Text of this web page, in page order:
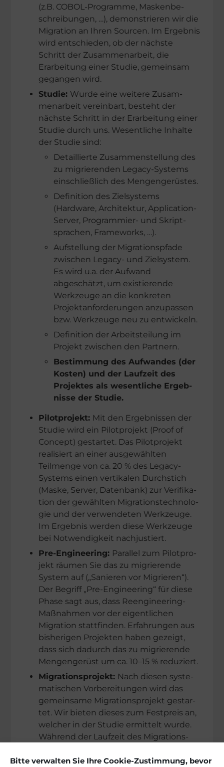
Bitte verwalten Sie Ihre Cookie-Zustimmung, bevor
(z.B. COBOL-Programme, Masken­be­
schrei­bun­gen, …), demons­trie­ren wir die
Migration an Ihren Sourcen. Im Ergeb­nis
wird entschie­den, ob der nächste
Schritt der Zusam­men­ar­beit, die
Erarbei­tung einer Studie, gemein­sam
gegan­gen wird.
Studie: Wurde eine weitere Zusam­
men­ar­beit verein­bart, besteht der
nächste Schritt in der Erarbei­tung einer
Studie durch uns. Wesent­li­che Inhalte
der Studie sind:
Detail­lierte Zusam­men­stel­lung des
zu migrie­ren­den Legacy-Systems
einschließ­lich des Mengengerüstes.
Defini­tion des Zielsys­tems
(Hardware, Archi­tek­tur, Appli­­­ca­­tion-
Server, Program­­mier- und Skript­
spra­chen, Frameworks, …).
Aufstel­lung der Migra­ti­ons­pfade
zwischen Legacy- und Zielsys­tem.
Es wird u.a. der Aufwand
abgeschätzt, um existie­rende
Werkzeuge an die konkre­ten
Projekt­an­for­de­run­gen anzupas­sen
bzw. Werkzeuge neu zu entwickeln.
Defini­tion der Arbeits­tei­lung im
Projekt zwischen den Partnern.
Bestim­mung des Aufwan­des (der
Kosten) und der Laufzeit des
Projek­tes als wesent­li­che Ergeb­
nisse der Studie.
Pilot­pro­jekt: Mit den Ergeb­nis­sen der
Studie wird ein Pilot­pro­jekt (Proof of
Concept) gestar­tet. Das Pilot­pro­jekt
reali­siert an einer ausge­wähl­ten
Teilmenge von ca. 20 % des Legacy-
Systems einen verti­ka­len Durch­stich
(Maske, Server, Daten­bank) zur Verifi­ka­
tion der gewähl­ten Migra­ti­ons­tech­no­lo­
gie und der verwen­de­ten Werkzeuge.
Im Ergeb­nis werden diese Werkzeuge
bei Notwen­dig­keit nachjustiert.
Pre-Enginee­ring: Paral­lel zum Pilot­pro­
jekt räumen Sie das zu migrie­rende
System auf („Sanie­ren vor Migrie­ren“).
Der Begriff „Pre-Enginee­ring“ für diese
Phase sagt aus, dass Reengi­­nee­ring-
Maßnah­­men vor der eigent­li­chen
Migration statt­fin­den. Erfah­run­gen aus
bishe­ri­gen Projek­ten haben gezeigt,
dass sich dadurch das zu migrie­rende
Mengen­ge­rüst um ca. 10–15 % reduziert.
Migra­ti­ons­pro­jekt: Nach diesen syste­
ma­ti­schen Vorbe­rei­tun­gen wird das
gemein­same Migra­ti­ons­pro­jekt gestar­
tet. Wir bieten dieses zum Festpreis an,
welcher in der Studie ermit­telt wurde.
Während der Laufzeit des Migra­ti­ons­
lich. Bereits migrierte Programme, die